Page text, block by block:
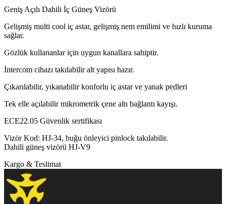
Geniş Açılı Dahili İç Güneş Vizörü
Gelişmiş multi cool iç astar, gelişmiş nem emilimi ve hızlı kuruma
sağlar.
Gözlük kullananlar için uygun kanallara sahiptir.
İntercom cihazı takılabilir alt yapısı hazır.
Çıkarılabilir, yıkanabilir konforlu iç astar ve yanak pedleri
Tek elle açılabilir mikrometrik çene altı bağlantı kayışı.
ECE22.05 Güvenlik sertifikası
Vizör Kod: HJ-34, buğu önleyici pinlock takılabilir.
Dahili güneş vizörü HJ-V9
Kargo & Teslimat